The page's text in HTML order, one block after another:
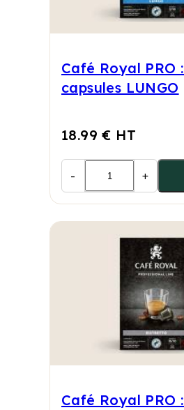
Café Royal PRO
capsules LUNGO
18.99 € HT
- +
Café Royal PRO